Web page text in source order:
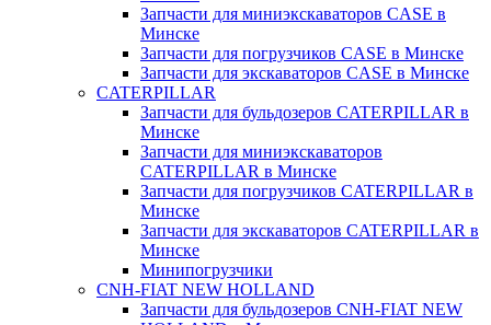
Запчасти для миниэкскаваторов CASE в
Минске
Запчасти для погрузчиков CASE в Минске
Запчасти для экскаваторов CASE в Минске
CATERPILLAR
Запчасти для бульдозеров CATERPILLAR в
Минске
Запчасти для миниэкскаваторов
CATERPILLAR в Минске
Запчасти для погрузчиков CATERPILLAR в
Минске
Запчасти для экскаваторов CATERPILLAR в
Минскe
Минипогрузчики
CNH-FIAT NEW HOLLAND
Запчасти для бульдозеров CNH-FIAT NEW